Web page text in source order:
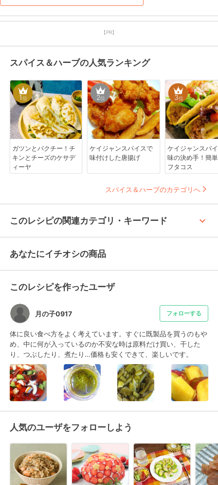
【PR】
スパイス＆ハーブの人気ランキング
1位
ガツンとパクチー！チ
キンとチーズのケサデ
ィーヤ
2位
ケイジャンスパイスで
味付けした唐揚げ
3位
ケイジャンスパ
味の決め手！簡
フタコス
スパイス＆ハーブのカテゴリへ
このレシピの関連カテゴリ・キーワード keyboard_arrow_up
あなたにイチオシの商品
このレシピを作ったユーザ
月の子0917 フォローする
体に良い食べ方をよく考えています。すぐに既製品を買うのもや
め、中に何が入っているのか不安な時は原料だけ買い、干した
り、つぶしたり、煮たり…価格も安くできて、楽しいです。
人気のユーザをフォローしよう